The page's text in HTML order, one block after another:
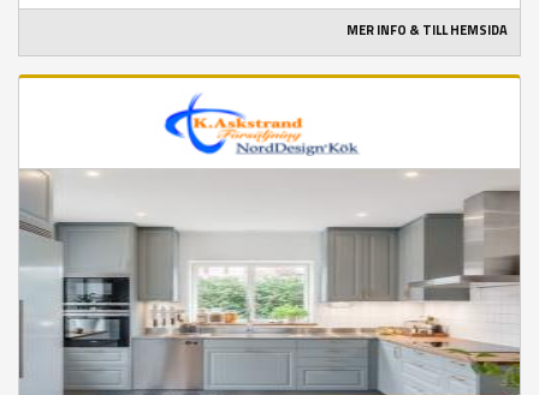
MER INFO & TILL HEMSIDA